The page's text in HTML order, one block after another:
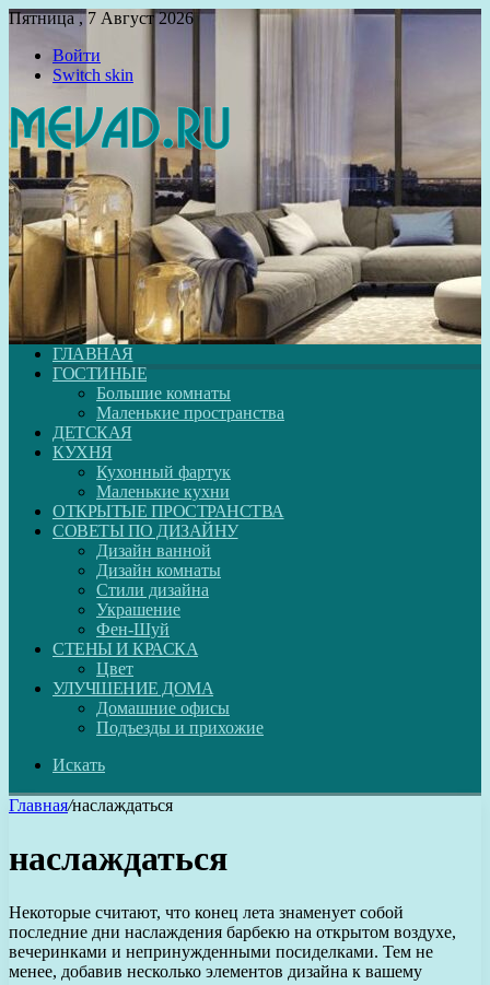
Пятница , 7 Август 2026
Войти
Switch skin
ГЛАВНАЯ
ГОСТИНЫЕ
Большие комнаты
Маленькие пространства
ДЕТСКАЯ
КУХНЯ
Кухонный фартук
Маленькие кухни
ОТКРЫТЫЕ ПРОСТРАНСТВА
СОВЕТЫ ПО ДИЗАЙНУ
Дизайн ванной
Дизайн комнаты
Стили дизайна
Украшение
Фен-Шуй
СТЕНЫ И КРАСКА
Цвет
УЛУЧШЕНИЕ ДОМА
Домашние офисы
Подъезды и прихожие
Искать
Главная/наслаждаться
наслаждаться
Некоторые считают, что конец лета знаменует собой
последние дни наслаждения барбекю на открытом воздухе,
вечеринками и непринужденными посиделками. Тем не
менее, добавив несколько элементов дизайна к вашему